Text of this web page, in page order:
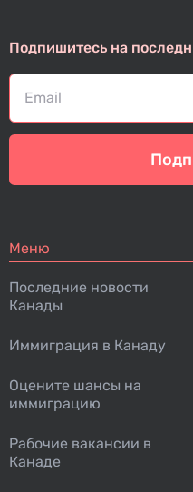
Подпишитесь на
Меню
Последние новости
Канады
Иммиграция в Канаду
Оцените шансы на
иммиграцию
Рабочие вакансии в
Канаде